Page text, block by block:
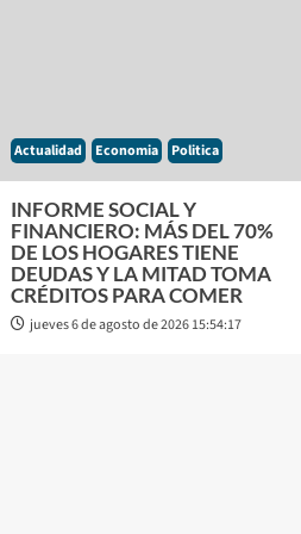
Actualidad Economia Politica
INFORME SOCIAL Y
FINANCIERO: MÁS DEL 70%
DE LOS HOGARES TIENE
DEUDAS Y LA MITAD TOMA
CRÉDITOS PARA COMER
jueves 6 de agosto de 2026 15:54:17